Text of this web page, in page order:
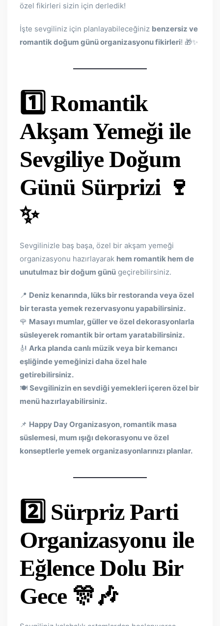
özel fikirleri sizin için derledik!
İşte sevgiliniz için planlayabileceğiniz benzersiz ve
romantik doğum günü organizasyonu fikirleri! 🎁✨
1️⃣ Romantik
Akşam Yemeği ile
Sevgiliye Doğum
Günü Sürprizi🍷
✨
Sevgilinizle baş başa, özel bir akşam yemeği
organizasyonu hazırlayarak hem romantik hem de
unutulmaz bir doğum günü geçirebilirsiniz.
📍 Deniz kenarında, lüks bir restoranda veya özel
bir terasta yemek rezervasyonu yapabilirsiniz.
🌹 Masayı mumlar, güller ve özel dekorasyonlarla
süsleyerek romantik bir ortam yaratabilirsiniz.
🎻 Arka planda canlı müzik veya bir kemancı
eşliğinde yemeğinizi daha özel hale
getirebilirsiniz.
🍽 Sevgilinizin en sevdiği yemekleri içeren özel bir
menü hazırlayabilirsiniz.
📌 Happy Day Organizasyon, romantik masa
süslemesi, mum ışığı dekorasyonu ve özel
konseptlerle yemek organizasyonlarınızı planlar.
2️⃣ Sürpriz Parti
Organizasyonu ile
Eğlence Dolu Bir
Gece 🎊🎶